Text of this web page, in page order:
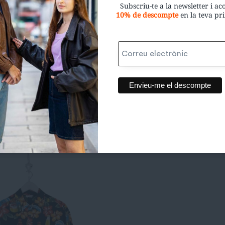
Subscriu-te a la newsletter i
10% de descompteen la teva